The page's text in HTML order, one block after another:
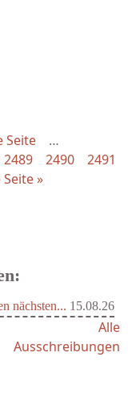
Seite
…
2489 2490
2491
»
nächsten... 15.08.26
Alle
Ausschreibungen